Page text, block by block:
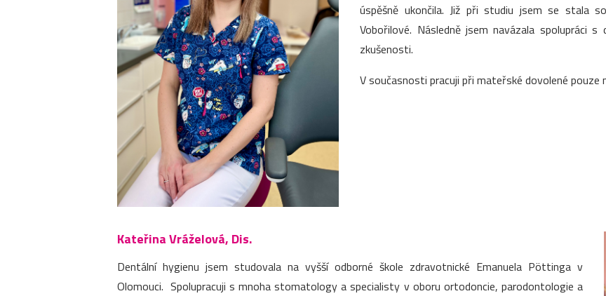
úspěšně ukončila. Již při studiu jsem se stala
Vobořilové. Následně jsem navázala spolupráci
zkušenosti.
V současnosti pracuji při mateřské dovolené pouze
Kateřina Vráželová, Dis.
Dentální hygienu jsem studovala na vyšší odborné škole zdravotnické Emanuela Pöttinga v
Olomouci. Spolupracuji s mnoha stomatology a specialisty v oboru ortodoncie, parodontologie a